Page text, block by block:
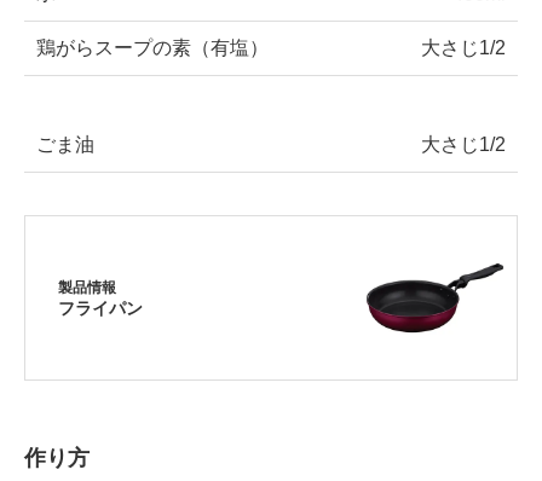
鶏がらスープの素（有塩） 大さじ1/2
ごま油 大さじ1/2
製品情報
フライパン
作り方